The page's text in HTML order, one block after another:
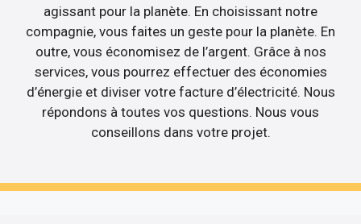
agissant pour la planète. En choisissant notre
compagnie, vous faites un geste pour la planète. En
outre, vous économisez de l’argent. Grâce à nos
services, vous pourrez effectuer des économies
d’énergie et diviser votre facture d’électricité. Nous
répondons à toutes vos questions. Nous vous
conseillons dans votre projet.